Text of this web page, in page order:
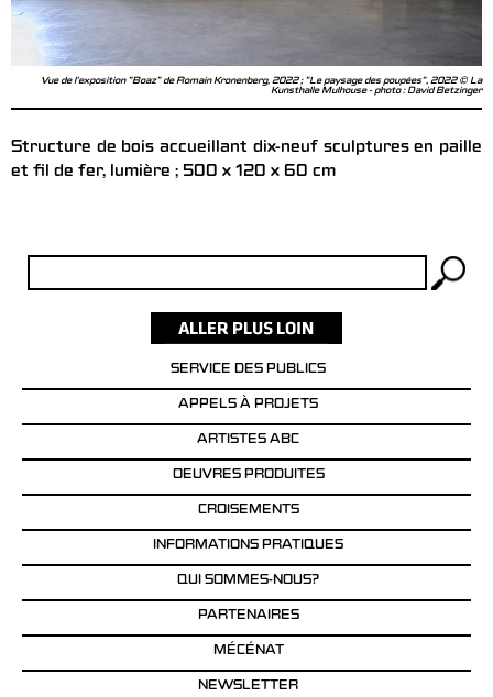
Vue de l'exposition "Boaz" de Romain Kronenberg, 2022 ; "Le paysage des poupées", 2022 © La
Kunsthalle Mulhouse - photo : David Betzinger
Structure de bois accueillant dix-neuf sculptures en paille
et fil de fer, lumière ; 500 x 120 x 60 cm
SERVICE DES PUBLICS
APPELS À PROJETS
ARTISTES ABC
OEUVRES PRODUITES
CROISEMENTS
INFORMATIONS PRATIQUES
QUI SOMMES-NOUS?
PARTENAIRES
MÉCÉNAT
NEWSLETTER